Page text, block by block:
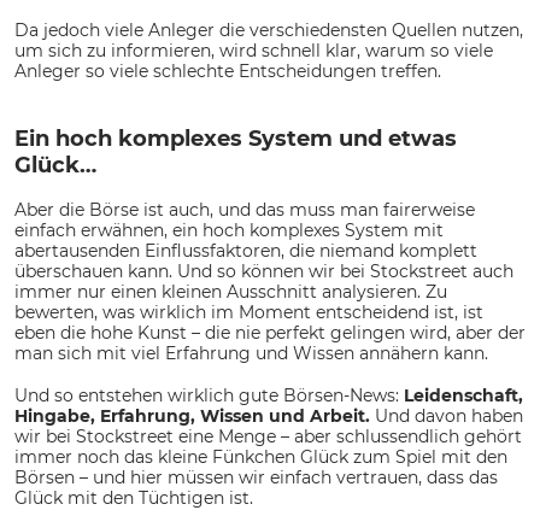
Da jedoch viele Anleger die verschiedensten Quellen nutzen,
um sich zu informieren, wird schnell klar, warum so viele
Anleger so viele schlechte Entscheidungen treffen.
Ein hoch komplexes System und etwas
Glück…
Aber die Börse ist auch, und das muss man fairerweise
einfach erwähnen, ein hoch komplexes System mit
abertausenden Einflussfaktoren, die niemand komplett
überschauen kann. Und so können wir bei Stockstreet auch
immer nur einen kleinen Ausschnitt analysieren. Zu
bewerten, was wirklich im Moment entscheidend ist, ist
eben die hohe Kunst – die nie perfekt gelingen wird, aber der
man sich mit viel Erfahrung und Wissen annähern kann.
Und so entstehen wirklich gute Börsen-News: Leidenschaft,
Hingabe, Erfahrung, Wissen und Arbeit. Und davon haben
wir bei Stockstreet eine Menge – aber schlussendlich gehört
immer noch das kleine Fünkchen Glück zum Spiel mit den
Börsen – und hier müssen wir einfach vertrauen, dass das
Glück mit den Tüchtigen ist.